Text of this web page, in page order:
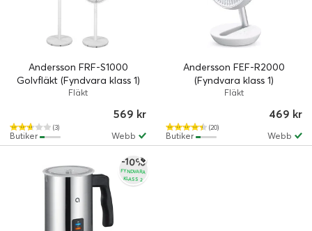
Andersson FRF-S1000
Golvfläkt (Fyndvara klass 1)
Fläkt
(3)
569 kr
Webb
Butiker
Andersson FEF-R2000
(Fyndvara klass 1)
Fläkt
(20)
469 kr
Webb
Butiker
-10%
FYNDVARA
KLASS 2